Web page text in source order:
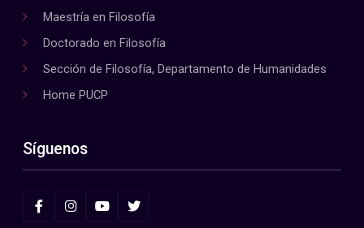
Maestría en Filosofía
Doctorado en Filosofía
Sección de Filosofía, Departamento de Humanidades
Home PUCP
Síguenos